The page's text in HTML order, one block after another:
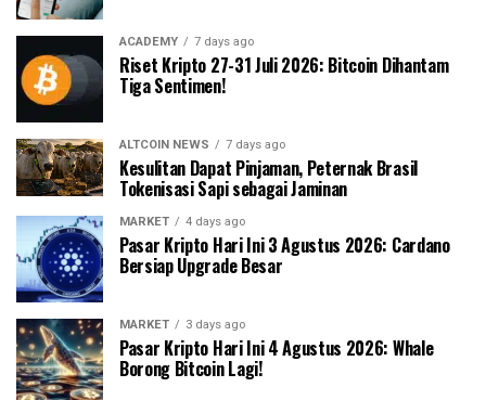
ACADEMY 7 days ago
Riset Kripto 27-31 Juli 2026: Bitcoin Dihantam
Tiga Sentimen!
ALTCOIN NEWS 7 days ago
Kesulitan Dapat Pinjaman, Peternak Brasil
Tokenisasi Sapi sebagai Jaminan
MARKET 4 days ago
Pasar Kripto Hari Ini 3 Agustus 2026: Cardano
Bersiap Upgrade Besar
MARKET 3 days ago
Pasar Kripto Hari Ini 4 Agustus 2026: Whale
Borong Bitcoin Lagi!